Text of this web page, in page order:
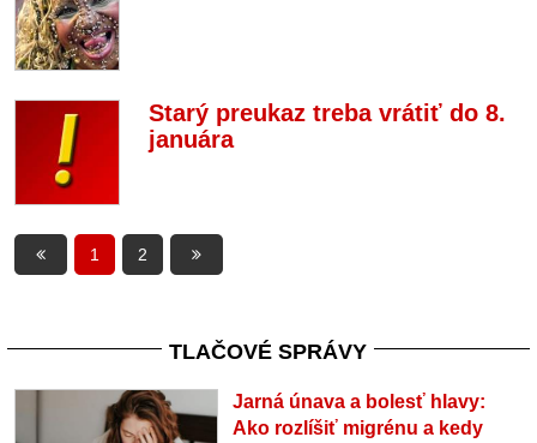
Starý preukaz treba vrátiť do 8.
januára
1 2
TLAČOVÉ SPRÁVY
Jarná únava a bolesť hlavy:
Ako rozlíšiť migrénu a kedy